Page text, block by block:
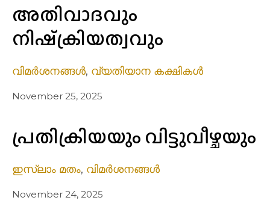
അതിവാദവും
നിഷ്‌ക്രിയത്വവും
വിമർശനങ്ങൾ, വ്യതിയാന കക്ഷികൾ
November 25, 2025
പ്രതിക്രിയയും വിട്ടുവീഴ്ചയും
ഇസ്ലാം മതം, വിമർശനങ്ങൾ
November 24, 2025